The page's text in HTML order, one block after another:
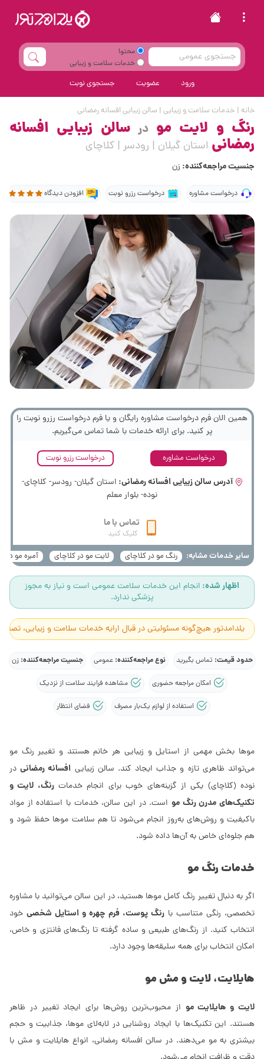
محتوا
خدمات سلامت و زیبایی
ورود عضویت جستجوی نوبت
خانه | خدمات سلامت و زیبایی | سالن زیبایی افسانه رمضانی
رنگ و لایت مو در سالن زیبایی افسانه
رمضانی استان گیلان | رودسر | کلاچای
جنسیت مراجعه‌کننده: زن
درخواست مشاوره درخواست رزرو نوبت افزودن دیدگاه
همین الان فرم درخواست مشاوره رایگان و یا فرم درخواست رزرو نوبت را
پر کنید. برای ارائه خدمات با شما تماس می‌گیریم.
درخواست مشاوره درخواست رزرو نوبت
آدرس سالن زیبایی افسانه رمضانی: استان گیلان- رودسر- کلاچای-
نوده- بلوار معلم
تماس با ما
کلیک کنید
سایر خدمات مشابه: رنگ مو در کلاچای لایت مو در کلاچای آمبره مو در
اظهار شده: انجام این خدمات سلامت عمومی است و نیاز به مجوز
پزشکی ندارد.
یلدامدتور هیچ‌گونه مسئولیتی در قبال ارایه خدمات سلامت و زیبایی،
حدود قیمت: تماس بگیرید نوع مراجعه‌کننده:عمومی جنسیت مراجعه‌کننده:زن
امکان مراجعه حضوری مشاهده فرایند سلامت از نزدیک
استفاده از لوازم یک‌بار مصرف فضای انتظار
موها بخش مهمی از استایل و زیبایی هر خانم هستند و تغییر رنگ مو
می‌تواند ظاهری تازه و جذاب ایجاد کند. سالن زیبایی افسانه رمضانیدر
نوده (کلاچای) یکی از گزینه‌های خوب برای انجام خدماترنگ، لایت و
تکنیک‌های مدرن رنگ مو است. در این سالن، خدمات با استفاده از مواد
باکیفیت و روش‌های به‌روز انجام می‌شود تا هم سلامت موها حفظ شود و
هم جلوه‌ای خاص به آن‌ها داده شود.
خدمات رنگ مو
اگر به دنبال تغییر رنگ کامل موها هستید، در این سالن می‌توانید با مشاوره
تخصصی، رنگی متناسب با رنگ پوست، فرم چهره و استایل شخصی خود
انتخاب کنید. از رنگ‌های طبیعی و ساده گرفته تا رنگ‌های فانتزی و خاص،
امکان انتخاب برای همه سلیقه‌ها وجود دارد.
هایلایت، لایت و مش مو
لایت و هایلایت مو از محبوب‌ترین روش‌ها برای ایجاد تغییر در ظاهر
هستند. این تکنیک‌ها با ایجاد روشنایی در لابه‌لای موها، جذابیت و حجم
بیشتری به مو می‌دهند. در سالن افسانه رمضانی، انواع هایلایت و مش با